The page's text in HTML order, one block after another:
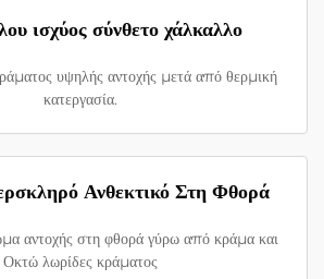
ισχύος σύνθετο χάλκαλλο
υψηλής αντοχής μετά από θερμική
κατεργασία.
Ανθεκτικό Στη Φθορά
αντοχής στη φθορά γύρω από κράμα και
Οκτώ λωρίδες κράματος